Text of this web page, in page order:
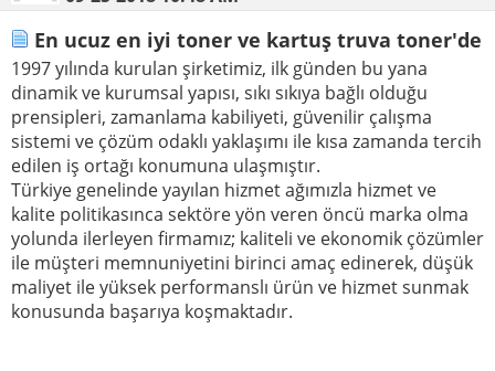
En ucuz en iyi toner ve kartuş truva toner'de
1997 yılında kurulan şirketimiz, ilk günden bu yana
dinamik ve kurumsal yapısı, sıkı sıkıya bağlı olduğu
prensipleri, zamanlama kabiliyeti, güvenilir çalışma
sistemi ve çözüm odaklı yaklaşımı ile kısa zamanda tercih
edilen iş ortağı konumuna ulaşmıştır.
Türkiye genelinde yayılan hizmet ağımızla hizmet ve
kalite politikasınca sektöre yön veren öncü marka olma
yolunda ilerleyen firmamız; kaliteli ve ekonomik çözümler
ile müşteri memnuniyetini birinci amaç edinerek, düşük
maliyet ile yüksek performanslı ürün ve hizmet sunmak
konusunda başarıya koşmaktadır.